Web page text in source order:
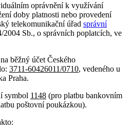
oprávnění k využívání
doby platnosti nebo provedení
telekomunikační úřad správní
2004 Sb., o správních poplatcích, ve
běžný účet Českého
3711-60426011/0710, vedeného u
Praha.
symbol 1148 (pro platbu bankovním
poštovní poukázkou).